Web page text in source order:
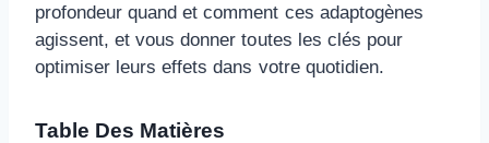
profondeur quand et comment ces adaptogènes
agissent, et vous donner toutes les clés pour
optimiser leurs effets dans votre quotidien.
Table Des Matières